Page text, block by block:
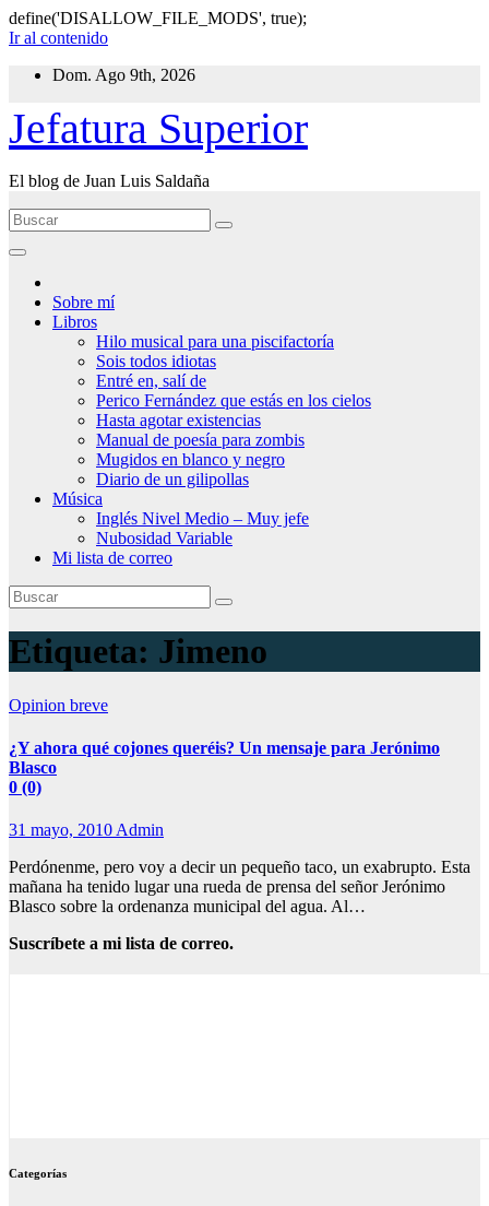
define('DISALLOW_FILE_MODS', true);
Ir al contenido
Dom. Ago 9th, 2026
Jefatura Superior
El blog de Juan Luis Saldaña
Sobre mí
Libros
Hilo musical para una piscifactoría
Sois todos idiotas
Entré en, salí de
Perico Fernández que estás en los cielos
Hasta agotar existencias
Manual de poesía para zombis
Mugidos en blanco y negro
Diario de un gilipollas
Música
Inglés Nivel Medio – Muy jefe
Nubosidad Variable
Mi lista de correo
Etiqueta: Jimeno
Opinion breve
¿Y ahora qué cojones queréis? Un mensaje para Jerónimo
Blasco
0 (0)
31 mayo, 2010Admin
Perdónenme, pero voy a decir un pequeño taco, un exabrupto. Esta
mañana ha tenido lugar una rueda de prensa del señor Jerónimo
Blasco sobre la ordenanza municipal del agua. Al…
Suscríbete a mi lista de correo.
Categorías